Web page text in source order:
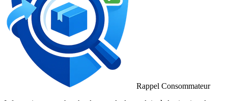
Rappel Consommateur